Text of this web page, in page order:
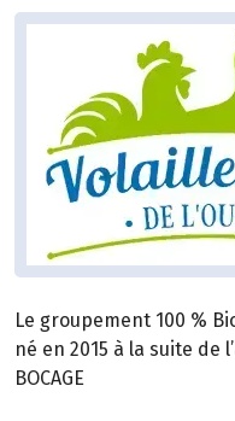
Le groupement 100 % Bio
né en 2015 à la suite de
BOCAGE